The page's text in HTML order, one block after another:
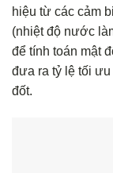
hiệu từ các cảm
(nhiệt độ nước
để tính toán mật
đưa ra tỷ lệ tối
đốt.